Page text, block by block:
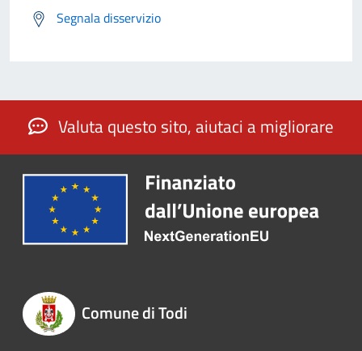
Segnala disservizio
Valuta questo sito, aiutaci a migliorare
Comune di Todi